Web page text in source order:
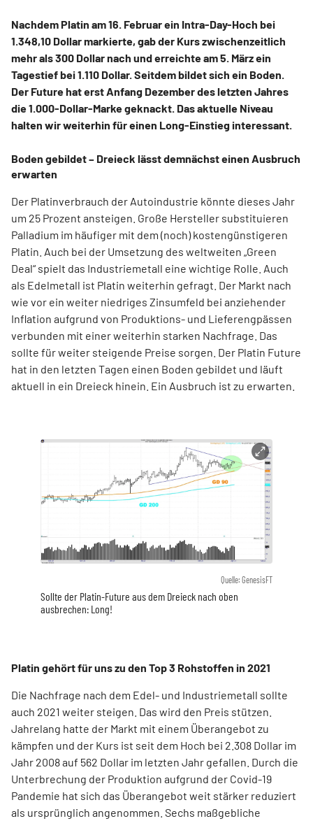
Nachdem Platin am 16. Februar ein Intra-Day-Hoch bei
1.348,10 Dollar markierte, gab der Kurs zwischenzeitlich
mehr als 300 Dollar nach und erreichte am 5. März ein
Tagestief bei 1.110 Dollar. Seitdem bildet sich ein Boden.
Der Future hat erst Anfang Dezember des letzten Jahres
die 1.000-Dollar-Marke geknackt. Das aktuelle Niveau
halten wir weiterhin für einen Long-Einstieg interessant.
Boden gebildet – Dreieck lässt demnächst einen Ausbruch
erwarten
Der Platinverbrauch der Autoindustrie könnte dieses Jahr
um 25 Prozent ansteigen. Große Hersteller substituieren
Palladium im häufiger mit dem (noch) kostengünstigeren
Platin. Auch bei der Umsetzung des weltweiten „Green
Deal“ spielt das Industriemetall eine wichtige Rolle. Auch
als Edelmetall ist Platin weiterhin gefragt. Der Markt nach
wie vor ein weiter niedriges Zinsumfeld bei anziehender
Inflation aufgrund von Produktions- und Lieferengpässen
verbunden mit einer weiterhin starken Nachfrage. Das
sollte für weiter steigende Preise sorgen. Der Platin Future
hat in den letzten Tagen einen Boden gebildet und läuft
aktuell in ein Dreieck hinein. Ein Ausbruch ist zu erwarten.
Quelle: GenesisFT
Sollte der Platin-Future aus dem Dreieck nach oben
ausbrechen: Long!
Platin gehört für uns zu den Top 3 Rohstoffen in 2021
Die Nachfrage nach dem Edel- und Industriemetall sollte
auch 2021 weiter steigen. Das wird den Preis stützen.
Jahrelang hatte der Markt mit einem Überangebot zu
kämpfen und der Kurs ist seit dem Hoch bei 2.308 Dollar im
Jahr 2008 auf 562 Dollar im letzten Jahr gefallen. Durch die
Unterbrechung der Produktion aufgrund der Covid-19
Pandemie hat sich das Überangebot weit stärker reduziert
als ursprünglich angenommen. Sechs maßgebliche